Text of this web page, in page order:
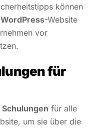
können
WordPress-Website
vor
für
für alle
um sie über die